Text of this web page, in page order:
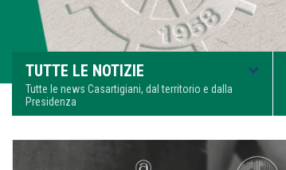
TUTTE LE NOTIZIE
Tutte le news Casartigiani, dal territorio e dalla
Presidenza